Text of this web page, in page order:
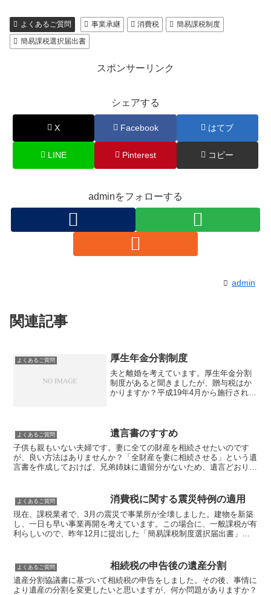
よくあるご質問 事業承継 消費税
簡易課税制度
簡易課税選択届出書
スポンサーリンク
シェアする
X Facebook はてブ
LINE Pinterest コピー
adminをフォローする
admin
関連記事
よくあるご質問 厚生年金分割制度
夫と離婚を考えています。厚生年金分割
制度があると聞きましたが、贈与税はか
かりますか？平成19年4月から施行された
りません。贈与税と相...
よくあるご質問 遺言書のすすめ
子供も親もいない夫婦です。妻に全ての財産を相続させたいのです
が、良い方法はありませんか？「全財産を妻に相続させる」という遺
言書を作成しておけば、兄弟姉妹に遺留分がないため、遺言どおり相
よくあるご質問 消費税に関する震災特例の適用
現在、課税業者で、3月の震災で事業所が全壊しました。建物を新築
し、一日も早い事業再開を考えています。この場合に、一般課税が有
利らしいので、昨年12月に提出した「簡易課税制度選択届出書」を
よくあるご質問 相続税の申告後の遺産分割
遺産分割協議書に基づいて相続税の申告をしました。その後、事情に
より遺産の分割を変更したいと思いますが、何か問題がありますか？